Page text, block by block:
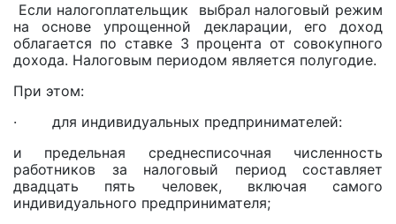
Если налогоплательщик выбрал налоговый режим
на основе упрощенной декларации, его доход
облагается по ставке 3 процента от совокупного
дохода. Налоговым периодом является полугодие.
При этом:
· для индивидуальных предпринимателей:
и предельная среднесписочная численность
работников за налоговый период составляет
двадцать пять человек, включая самого
индивидуального предпринимателя;